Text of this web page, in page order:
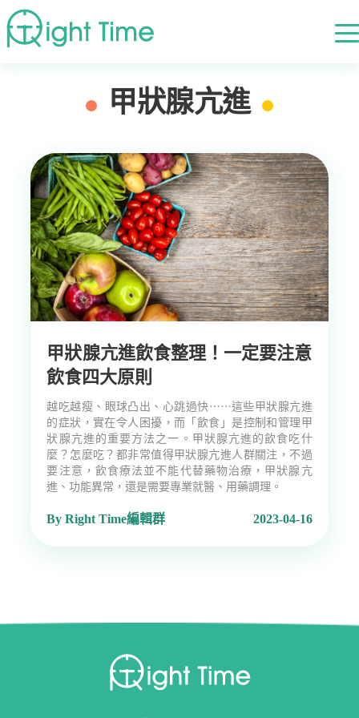
首頁»
甲狀腺亢進
甲狀腺亢進飲食整理！一定要注意
飲食四大原則
越吃越瘦、眼球凸出、心跳過快⋯⋯這些甲狀腺亢進
的症狀，實在令人困擾，而「飲食」是控制和管理甲
狀腺亢進的重要方法之一。甲狀腺亢進的飲食吃什
麼？怎麼吃？都非常值得甲狀腺亢進人群關注，不過
要注意，飲食療法並不能代替藥物治療，甲狀腺亢
進、功能異常，還是需要專業就醫、用藥調理。
By Right Time編輯群 2023-04-16